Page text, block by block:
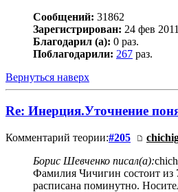
Сообщений: 31862
Зарегистрирован: 24 фев
Благодарил (а): 0 раз.
Поблагодарили: 267 раз.
Вернуться наверх
Re: Инерция.Уточнение
Комментарий теории:#205
Борис Шевченко писал(а):
Фамилия Чичигин состоит из
расписана поминутно.